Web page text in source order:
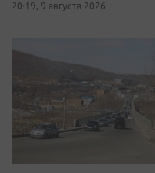
20:19, 9 августа 2026